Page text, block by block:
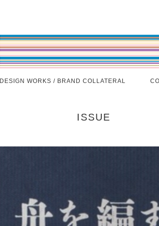
DESIGN WORKS / BRAND COLLATERAL
ISSUE